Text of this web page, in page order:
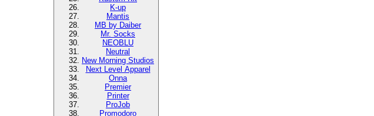
K-up
Mantis
MB by Daiber
Mr. Socks
NEOBLU
Neutral
New Morning Studios
Next Level Apparel
Onna
Premier
Printer
ProJob
Promodoro